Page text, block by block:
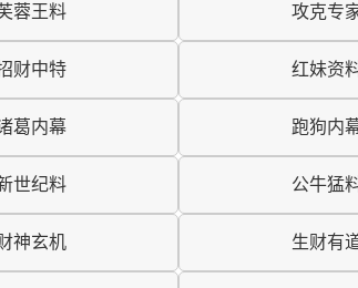
蓉王料 攻克专
财中特 红妹资
葛内幕 跑狗内
世纪料 公牛猛
神玄机 生财有